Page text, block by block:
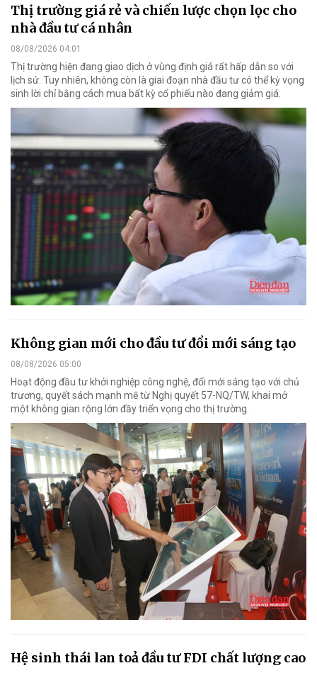
Thị trường giá rẻ và chiến lược chọn lọc cho
nhà đầu tư cá nhân
08/08/2026 04:01
Thị trường hiện đang giao dịch ở vùng định giá rất hấp dẫn so với
lịch sử. Tuy nhiên, không còn là giai đoạn nhà đầu tư có thể kỳ vọng
sinh lời chỉ bằng cách mua bất kỳ cổ phiếu nào đang giảm giá.
Không gian mới cho đầu tư đổi mới sáng tạo
08/08/2026 05:00
Hoạt động đầu tư khởi nghiệp công nghệ, đổi mới sáng tạo với chủ
trương, quyết sách mạnh mẽ từ Nghị quyết 57-NQ/TW, khai mở
một không gian rộng lớn đầy triển vọng cho thị trường.
Hệ sinh thái lan toả đầu tư FDI chất lượng cao